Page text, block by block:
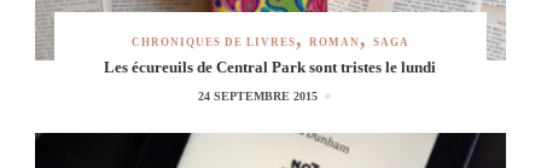
CHRONIQUES DE LIVRES ROMAN SAGA
Les écureuils de Central Park sont tristes le lundi
24 SEPTEMBRE 2015